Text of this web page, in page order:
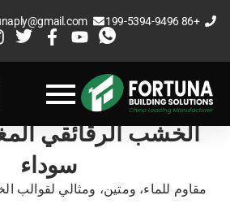
إلى
+86 199-5394-9496
الخشب الرقائقي
سوداء
مقاوم للماء، ومتين، ومثالي لقوالب